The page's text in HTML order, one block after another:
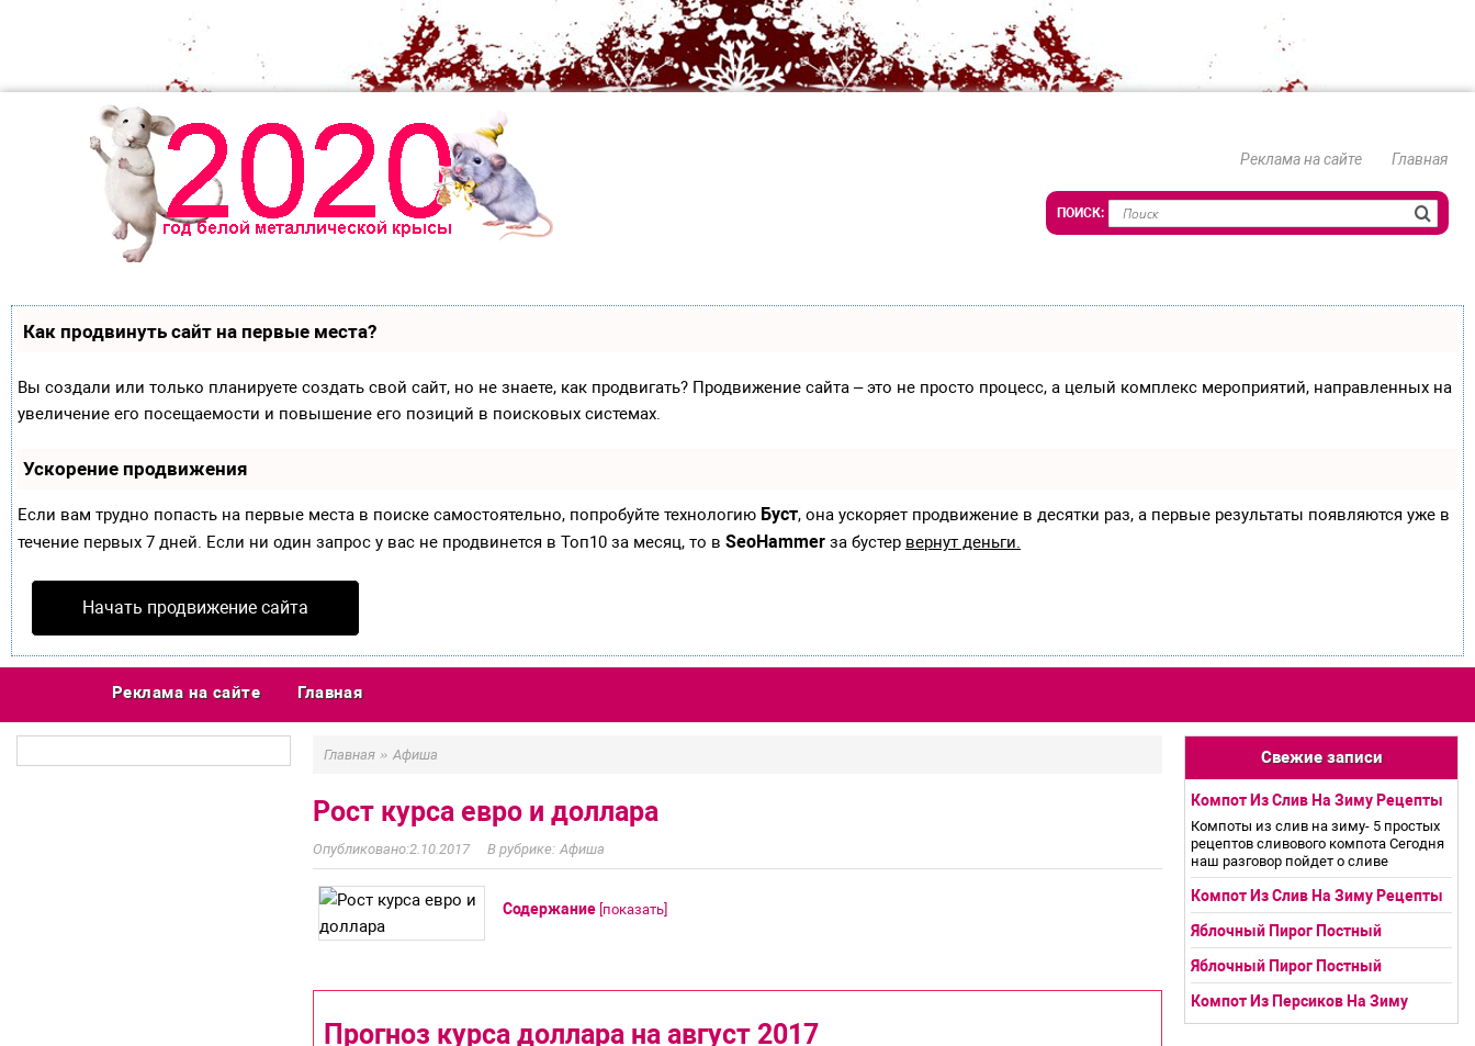
Реклама на сайте Главная
Как продвинуть сайт на первые места?
Вы создали или только планируете создать свой сайт, но не знаете, как продвигать? Продвижение сайта – это не просто процесс, а целый комплекс мероприятий, направленных на
увеличение его посещаемости и повышение его позиций в поисковых системах.
Ускорение продвижения
Если вам трудно попасть на первые места в поиске самостоятельно, попробуйте технологию Буст, она ускоряет продвижение в десятки раз, а первые результаты появляются уже в
течение первых 7 дней. Если ни один запрос у вас не продвинется в Топ10 за месяц, то в SeoHammer за бустер вернут деньги.
Начать продвижение сайта
Реклама на сайте Главная
Главная » Афиша
Рост курса евро и доллара
2.10.2017 Афиша
Содержание [показать]
Прогноз курса доллара на август 2017
Свежие записи
Компот Из Слив На Зиму Рецепты
Компоты из слив на зиму- 5 простых
рецептов сливового компота Сегодня
наш разговор пойдет о сливе
Компот Из Слив На Зиму Рецепты
Яблочный Пирог Постный
Яблочный Пирог Постный
Компот Из Персиков На Зиму